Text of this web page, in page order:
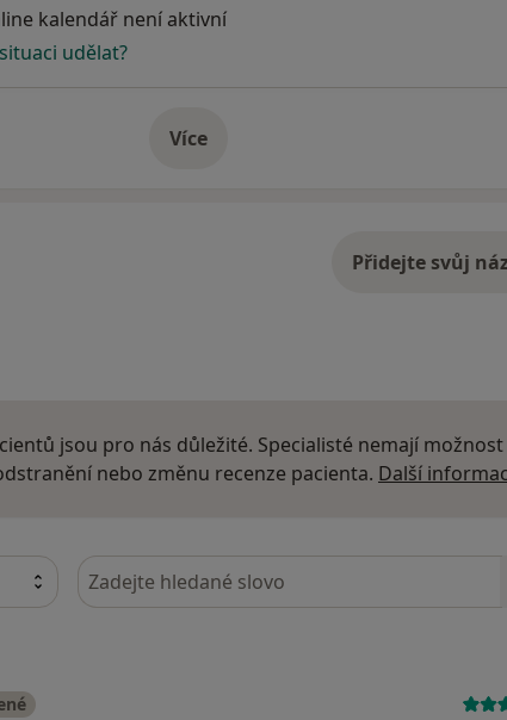
kalendář není aktivní
udělat?
Víceo adrese
Přidejte svůj
jsou pro nás důležité. Specialisté nemají možnost
nebo změnu recenze pacienta. Další
Hledejte v názorech